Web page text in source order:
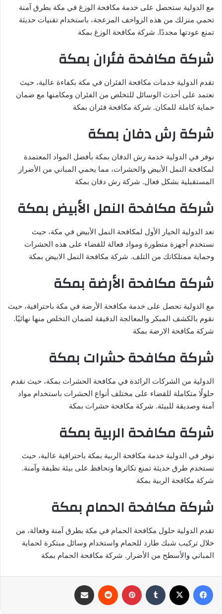
مع الدولية ستحصل على خدمة مكافحة الوزغ في مكة بطرق آمنة
تحمي منزلك من هذه الزواحف المزعجة، باستخدام تقنيات حديثة
تمنع عودتها مجددًا. شركة مكافحة الوزغ بمكة
شركة مكافحة فئران بمكة
تقدم الدولية خدمات مكافحة الفئران في مكة بكفاءة عالية، حيث
نعتمد على أحدث الوسائل للتخلص من الفئران ومكامنها مع ضمان
حماية كاملة للمكان. شركة مكافحة فئران بمكة
شركة رش دفان بمكة
نوفر في الدولية خدمة رش الدفان بمكة بأفضل المواد المعتمدة
لمكافحة النمل الأبيض والحشرات، مما يحمي المباني من الأضرار
المستقبلية بشكل فعال. شركة رش دفان بمكة
شركة مكافحة النمل الأبيض بمكة
تعد الدولية الخيار الأول لمكافحة النمل الأبيض في مكة، حيث
نستخدم أجهزة متطورة ومواد فعالة للقضاء على هذه الحشرات
وحماية ممتلكاتك من التلف. شركة مكافحة النمل الابيض بمكة
شركة مكافحة الأرضة بمكة
مع الدولية تحصل على خدمة مكافحة الأرضة في مكة باحترافية، حيث
نقوم بالكشف المبكر والمعالجة الدقيقة لضمان التخلص منها نهائيًا.
شركة مكافحة الارضة بمكة
شركة مكافحة حشرات بمكة
الدولية من الشركات الرائدة في مكافحة الحشرات بمكة، حيث نقدم
حلولًا متكاملة للقضاء على مختلف أنواع الحشرات باستخدام مواد
آمنة وصديقة للبيئة. شركة مكافحة حشرات بمكة
شركة مكافحة الربية بمكة
نوفر في الدولية خدمة مكافحة الربية بمكة باحترافية عالية، حيث
نستخدم طرق حديثة تمنع تكاثرها وتحافظ على بيئة نظيفة وآمنة.
شركة مكافحة الربية بمكة
شركة مكافحة الحمام بمكة
تقدم الدولية حلول مكافحة الحمام في مكة بطرق آمنة وفعالة، من
خلال تركيب شبك طارد للحمام واستخدام وسائل مبتكرة لحماية
المباني والأسطح من الأضرار. شركة مكافحة الحمام بمكة
فيسبوك بينتيريست